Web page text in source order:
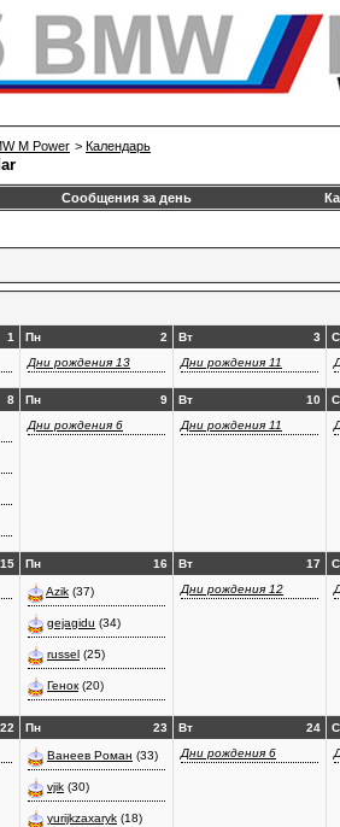
M Power > Календарь
Сообщения за день
1 2
Пн
Дни рождения 13
3
Вт
Дни рождения 11
8 9
Пн
Дни рождения 6
10
Вт
Дни рождения 11
15 16
Пн
Azik (37)
gejagidu (34)
russel (25)
Генок (20)
17
Вт
Дни рождения 12
22 23
Пн
Ванеев Роман (33)
vjik (30)
yurijkzaxaryk (18)
24
Вт
Дни рождения 6